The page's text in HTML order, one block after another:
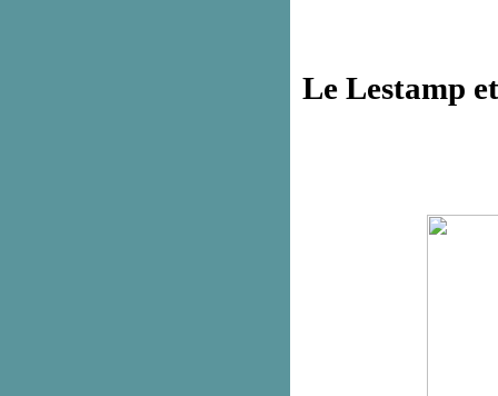
Le Lestamp